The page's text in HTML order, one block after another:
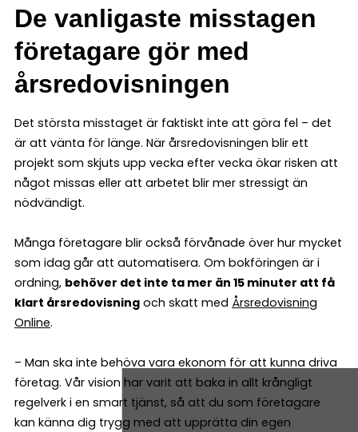
De vanligaste misstagen
företagare gör med
årsredovisningen
Det största misstaget är faktiskt inte att göra fel – det
är att vänta för länge. När årsredovisningen blir ett
projekt som skjuts upp vecka efter vecka ökar risken att
något missas eller att arbetet blir mer stressigt än
nödvändigt.
Många företagare blir också förvånade över hur mycket
som idag går att automatisera. Om bokföringen är i
ordning, behöver det inte ta mer än 15 minuter att få
klart årsredovisning och skatt med Årsredovisning
Online.
– Man ska inte behöva vara ekonom för att kunna driva
företag. Vår vision har varit att baka in allt krångligt
regelverk i en smart tjänst, så att du som företagare
kan känna dig trygg med att upprätta din egen